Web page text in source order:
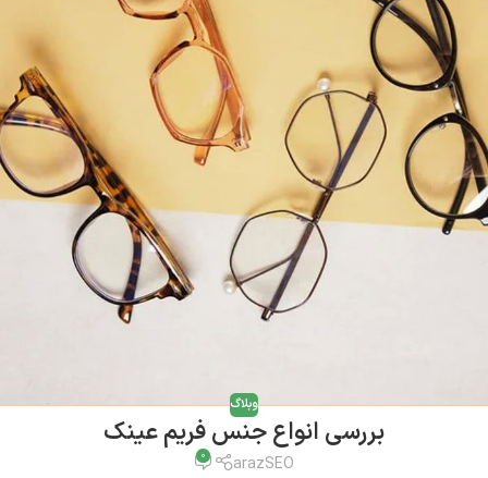
وبلاگ
بررسی انواع جنس فریم عینک
arazSEO
0